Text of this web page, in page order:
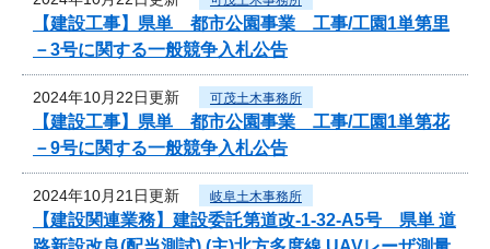
【建設工事】県単 都市公園事業 工事/工園1単第里
－3号に関する一般競争入札公告
2024年10月22日更新 可茂土木事務所
【建設工事】県単 都市公園事業 工事/工園1単第花
－9号に関する一般競争入札公告
2024年10月21日更新 岐阜土木事務所
【建設関連業務】建設委託第道改-1-32-A5号 県単 道